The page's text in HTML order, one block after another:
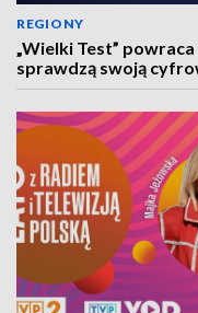
REGIONY
„Wielki Test”
sprawdzą swoją